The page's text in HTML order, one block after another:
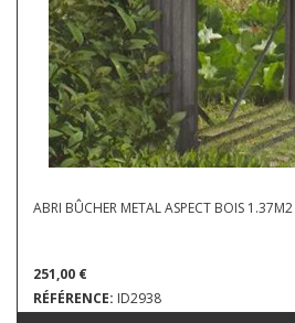
ABRI BÛCHER METAL ASPECT BOIS 1.37M2
251,00 €
RÉFÉRENCE: ID2938